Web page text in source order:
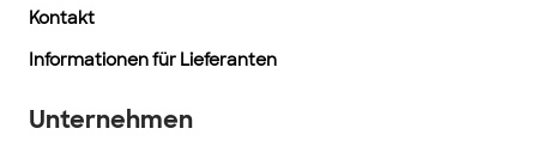
Kontakt
Informationen für Lieferanten
Unternehmen